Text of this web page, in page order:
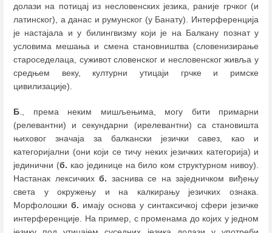
долази на потицај из несловенских језика, раније грчког (и
латинског), а данас и румунског (у Банату). Интерференција
је настајала и у билингвизму који је на Балкану познат у
условима мешања и смена становништва (словенизирање
староседелаца, суживот словенског и несловенског живља у
средњем веку, културни утицаји грчке и римске
цивилизације).
Б ., према неким мишљењима, могу бити примарни
(релевантни) и секундарни (ирелевантни) са становишта
њиховог значаја за балкански језички савез, као и
категоријални (они који се тичу неких језичких категорија) и
јединични (б. као јединице на било ком структурном нивоу).
Настанак лексичкихб. заснива се на заједничком виђењу
света у окружењу и на калкирању језичких ознака.
Морфолошки б. имају основа у синтаксичкој сфери језичке
интерференције. На пример, с променама до којих у једном